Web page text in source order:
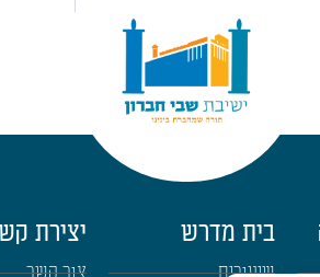
בית מדרש יצירת